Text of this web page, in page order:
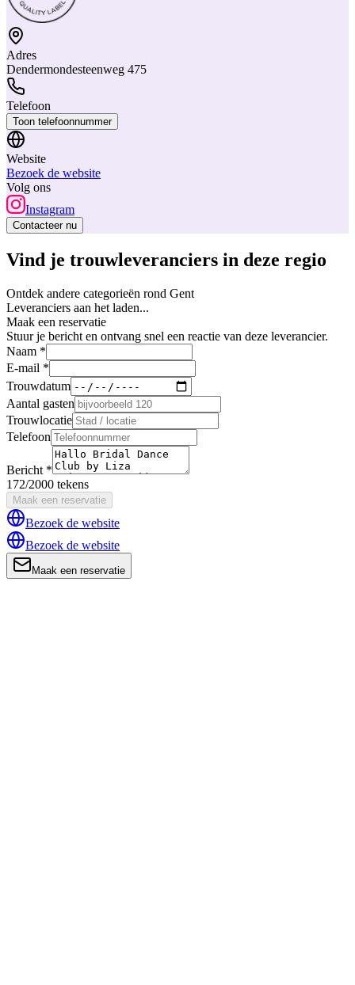
Adres
Dendermondesteenweg 475
Telefoon
Toon telefoonnummer
Website
Bezoek de website
Volg ons
Instagram
Contacteer nu
Vind je trouwleveranciers in deze regio
Ontdek andere categorieën rond Gent
Leveranciers aan het laden...
Maak een reservatie
Stuur je bericht en ontvang snel een reactie van deze leverancier.
Naam *
E-mail *
Trouwdatum
Aantal gasten
Trouwlocatie
Telefoon
Bericht *
172/2000 tekens
Maak een reservatie
Bezoek de website
Bezoek de website
Maak een reservatie